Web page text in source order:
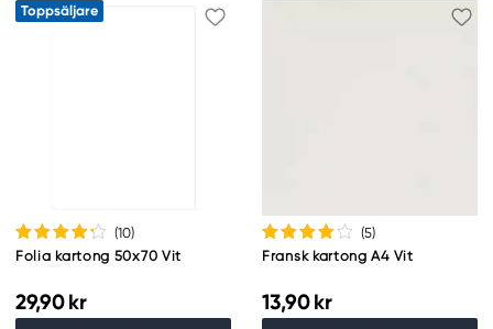
Toppsäljare
(10)
Folia kartong 50x70 Vit
29,90 kr
(5)
Fransk kartong A4 Vit
13,90 kr